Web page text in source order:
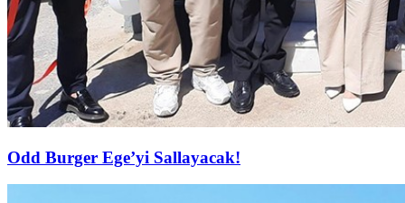
Odd Burger Ege’yi Sallayacak!